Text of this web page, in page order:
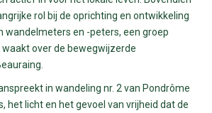
rol bij de oprichting en ontwikkeling
wandelmeters en -peters, een groep
over de bewegwijzerde
in wandeling nr. 2 van Pondrôme
het licht en het gevoel van vrijheid dat de